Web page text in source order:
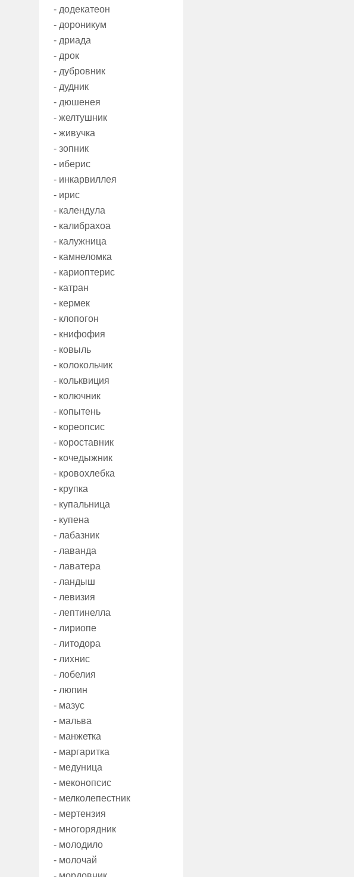
- додекатеон
- дороникум
- дриада
- дрок
- дубровник
- дудник
- дюшенея
- желтушник
- живучка
- зопник
- иберис
- инкарвиллея
- ирис
- календула
- калибрахоа
- калужница
- камнеломка
- кариоптерис
- катран
- кермек
- клопогон
- книфофия
- ковыль
- колокольчик
- кольквиция
- колючник
- копытень
- кореопсис
- короставник
- кочедыжник
- кровохлебка
- крупка
- купальница
- купена
- лабазник
- лаванда
- лаватера
- ландыш
- левизия
- лептинелла
- лириопе
- литодора
- лихнис
- лобелия
- люпин
- мазус
- мальва
- манжетка
- маргаритка
- медуница
- меконопсис
- мелколепестник
- мертензия
- многорядник
- молодило
- молочай